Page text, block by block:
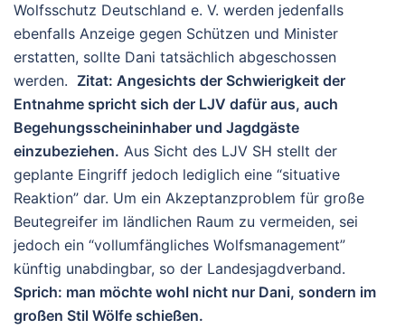
Wolfsschutz Deutschland e. V. werden jedenfalls
ebenfalls Anzeige gegen Schützen und Minister
erstatten, sollte Dani tatsächlich abgeschossen
werden. Zitat: Angesichts der Schwierigkeit der
Entnahme spricht sich der LJV dafür aus, auch
Begehungsscheininhaber und Jagdgäste
einzubeziehen. Aus Sicht des LJV SH stellt der
geplante Eingriff jedoch lediglich eine “situative
Reaktion” dar. Um ein Akzeptanzproblem für große
Beutegreifer im ländlichen Raum zu vermeiden, sei
jedoch ein “vollumfängliches Wolfsmanagement”
künftig unabdingbar, so der Landesjagdverband.
Sprich: man möchte wohl nicht nur Dani, sondern im
großen Stil Wölfe schießen.